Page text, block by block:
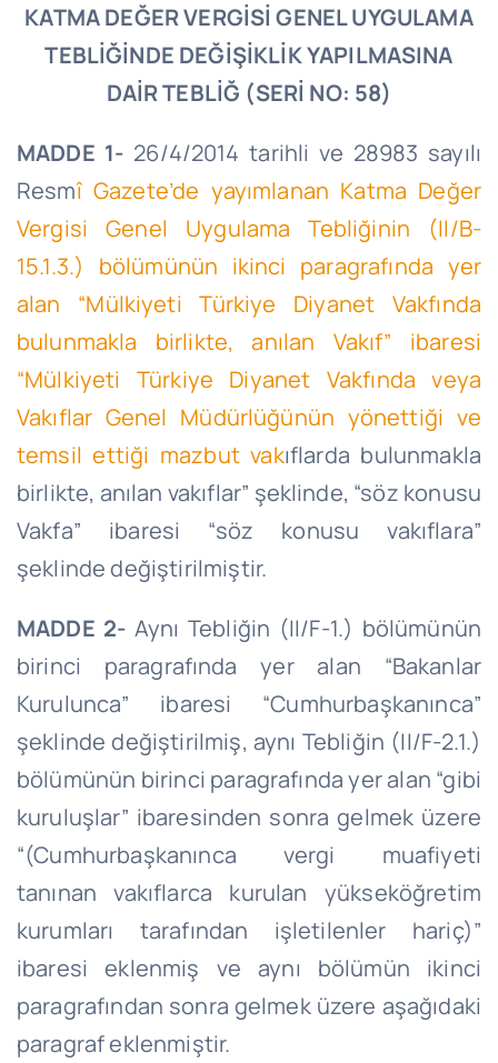
KATMA DEĞER VERGİSİ GENEL UYGULAMA
TEBLİĞİNDE DEĞİŞİKLİK YAPILMASINA
DAİR TEBLİĞ (SERİ NO: 58)
MADDE 1- 26/4/2014 tarihli ve 28983 sayılı
Resmî Gazete’de yayımlanan Katma Değer
Vergisi Genel Uygulama Tebliğinin (II/B-
15.1.3.) bölümünün ikinci paragrafında yer
alan “Mülkiyeti Türkiye Diyanet Vakfında
bulunmakla birlikte, anılan Vakıf” ibaresi
“Mülkiyeti Türkiye Diyanet Vakfında veya
Vakıflar Genel Müdürlüğünün yönettiği ve
temsil ettiği mazbut vakıflarda bulunmakla
birlikte, anılan vakıflar” şeklinde, “söz konusu
Vakfa” ibaresi “söz konusu vakıflara”
şeklinde değiştirilmiştir.
MADDE 2- Aynı Tebliğin (II/F-1.) bölümünün
birinci paragrafında yer alan “Bakanlar
Kurulunca” ibaresi “Cumhurbaşkanınca”
şeklinde değiştirilmiş, aynı Tebliğin (II/F-2.1.)
bölümünün birinci paragrafında yer alan “gibi
kuruluşlar” ibaresinden sonra gelmek üzere
“(Cumhurbaşkanınca vergi muafiyeti
tanınan vakıflarca kurulan yükseköğretim
kurumları tarafından işletilenler hariç)”
ibaresi eklenmiş ve aynı bölümün ikinci
paragrafından sonra gelmek üzere aşağıdaki
paragraf eklenmiştir.